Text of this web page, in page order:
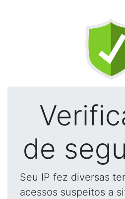
de
Seu IP fez diversas
acessos suspeitos a